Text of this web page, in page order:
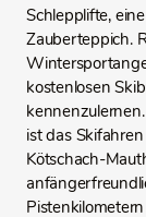
Schlepplifte,
Zauberteppich.
kostenlosen
ist das
Kötschach-